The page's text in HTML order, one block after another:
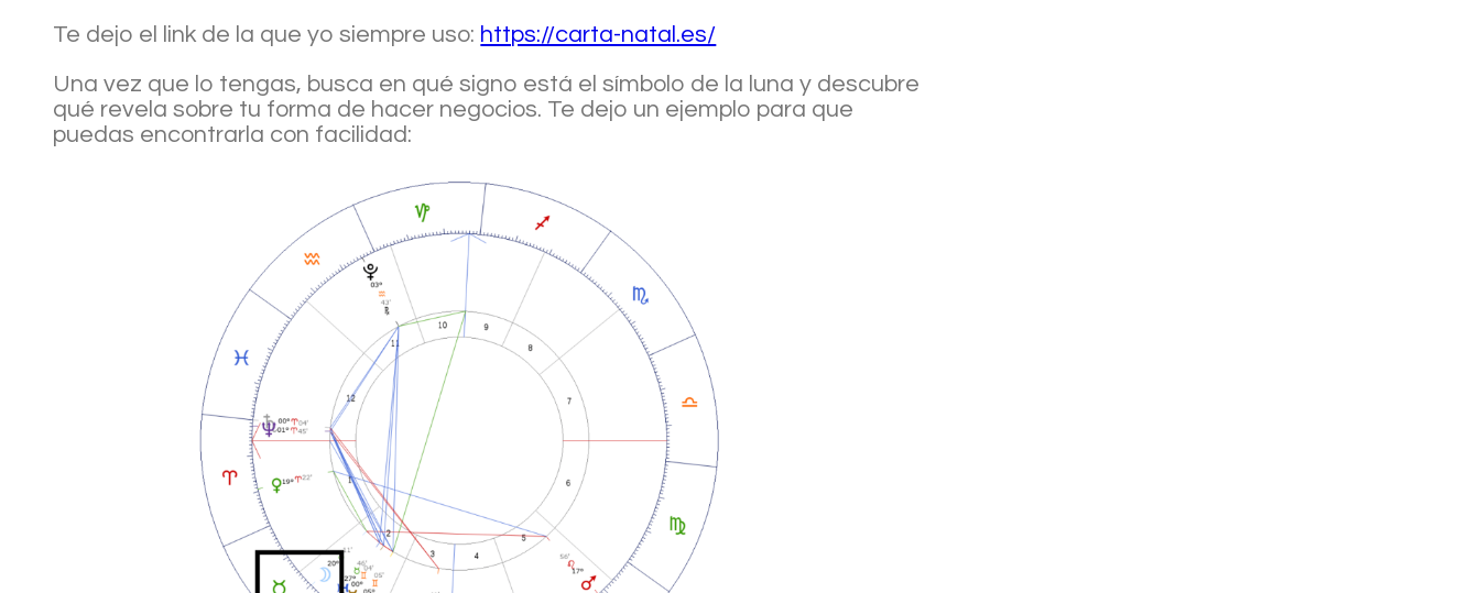
Te dejo el link de la que yo siempre uso: https://carta-natal.es/
Una vez que lo tengas, busca en qué signo está el símbolo de la luna y descubre
qué revela sobre tu forma de hacer negocios. Te dejo un ejemplo para que
puedas encontrarla con facilidad: